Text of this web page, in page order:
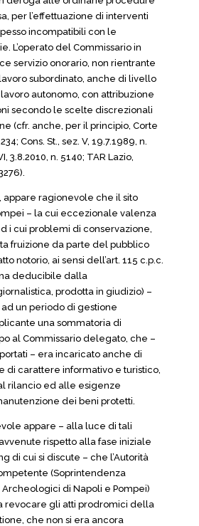
per l’effettuazione di interventi
incompatibili con le
L’operato del Commissario in
servizio onorario, non rientrante
subordinato, anche di livello
autonomo, con attribuzione
secondo le scelte discrezionali
(cfr. anche, per il principio, Corte
Cons. St., sez. V, 19.7.1989, n.
3.8.2010, n. 5140; TAR Lazio,
appare ragionevole che il sito
– la cui eccezionale valenza
i cui problemi di conservazione,
fruizione da parte del pubblico
notorio, ai sensi dell’art. 115 c.p.c.
deducibile dalla
prodotta in giudizio) –
ad un periodo di gestione
una sommatoria di
al Commissario delegato, che –
– era incaricato anche di
di carattere informativo e turistico,
rilancio ed alle esigenze
dei beni protetti.
appare – alla luce di tali
rispetto alla fase iniziale
di cui si discute – che l’Autorità
(Soprintendenza
di Napoli e Pompei)
revocare gli atti prodromici della
che non si era ancora